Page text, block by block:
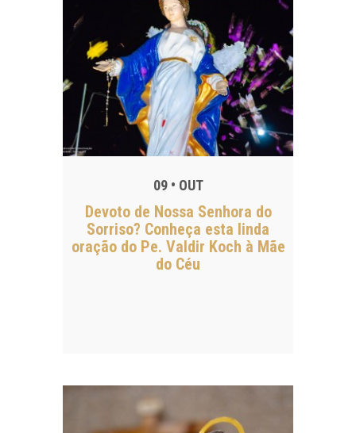
09 • OUT
Devoto de Nossa Senhora do
Sorriso? Conheça esta linda
oração do Pe. Valdir Koch à Mãe
do Céu